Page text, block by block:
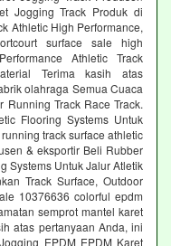
Jogging Track Produk di
Athletic High Performance,
surface sale high
Athletic Track
Terima kasih atas
olahraga Semua Cuaca
Running Track Race Track.
Flooring Systems Untuk
track surface athletic
& eksportir Beli Rubber
Systems Untuk Jalur Atletik
Track Surface, Outdoor
10376636 colorful epdm
semprot mantel karet
atas pertanyaan Anda, ini
EPDM EPDM Karet